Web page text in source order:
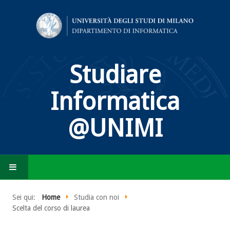
Studiare
Informatica
@UNIMI
Sei qui: Home
Studia con noi
Scelta del corso di laurea